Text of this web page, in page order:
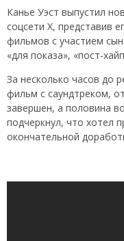
Канье Уэст выпустил
соцсети X, представив
фильмов с участием
«для показа», «пост-
За несколько часов до
фильм с саундтреком,
завершен, а половина
подчеркнул, что хотел
окончательной